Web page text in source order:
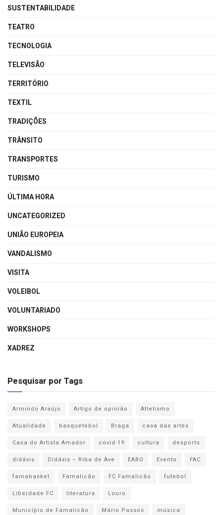
SUSTENTABILIDADE
TEATRO
TECNOLOGIA
TELEVISÃO
TERRITÓRIO
TEXTIL
TRADIÇÕES
TRÂNSITO
TRANSPORTES
TURISMO
ÚLTIMA HORA
UNCATEGORIZED
UNIÃO EUROPEIA
VANDALISMO
VISITA
VOLEIBOL
VOLUNTARIADO
WORKSHOPS
XADREZ
Pesquisar por Tags
Armindo Araújo Artigo de opinião
Atletismo
Atualidade
basquetebol Braga
casa das artes
Casa do Artista Amador
covid-19 cultura
desporto
didáxis
Didáxis – Riba de Ave EARO Evento
FAC
famabasket
Famalicão FC Famalicão
futebol
Liberdade FC
literatura
Louro
Município de Famalicão
Mário Passos
música